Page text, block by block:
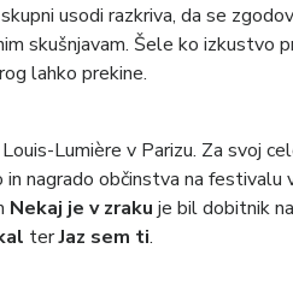
usodi razkriva, da se
skušnjavam. Šele ko izkustvo
lahko prekine.
Lumière v Parizu. Za svoj
nagrado občinstva na festivalu
Nekaj je v zraku je bil dobitnik
terJaz sem ti.